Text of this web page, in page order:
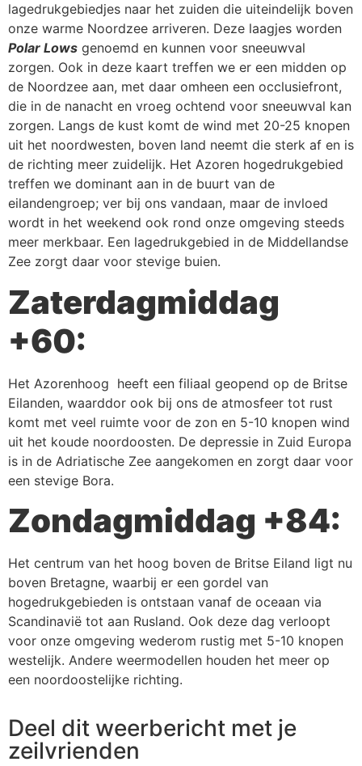
lagedrukgebiedjes naar het zuiden die uiteindelijk boven
onze warme Noordzee arriveren. Deze laagjes worden
Polar Lows genoemd en kunnen voor sneeuwval
zorgen. Ook in deze kaart treffen we er een midden op
de Noordzee aan, met daar omheen een occlusiefront,
die in de nanacht en vroeg ochtend voor sneeuwval kan
zorgen. Langs de kust komt de wind met 20-25 knopen
uit het noordwesten, boven land neemt die sterk af en is
de richting meer zuidelijk. Het Azoren hogedrukgebied
treffen we dominant aan in de buurt van de
eilandengroep; ver bij ons vandaan, maar de invloed
wordt in het weekend ook rond onze omgeving steeds
meer merkbaar. Een lagedrukgebied in de Middellandse
Zee zorgt daar voor stevige buien.
Zaterdagmiddag
+60:
Het Azorenhoog heeft een filiaal geopend op de Britse
Eilanden, waarddor ook bij ons de atmosfeer tot rust
komt met veel ruimte voor de zon en 5-10 knopen wind
uit het koude noordoosten. De depressie in Zuid Europa
is in de Adriatische Zee aangekomen en zorgt daar voor
een stevige Bora.
Zondagmiddag +84:
Het centrum van het hoog boven de Britse Eiland ligt nu
boven Bretagne, waarbij er een gordel van
hogedrukgebieden is ontstaan vanaf de oceaan via
Scandinavië tot aan Rusland. Ook deze dag verloopt
voor onze omgeving wederom rustig met 5-10 knopen
westelijk. Andere weermodellen houden het meer op
een noordoostelijke richting.
Deel dit weerbericht met je
zeilvrienden